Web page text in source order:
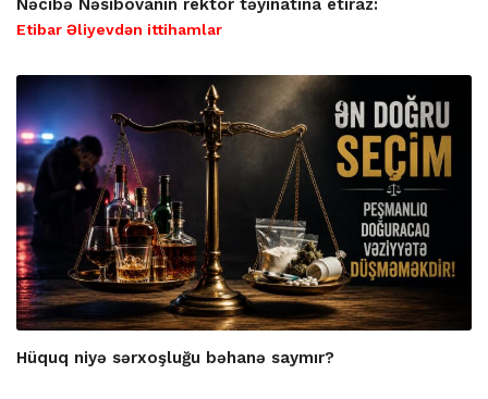
Nəcibə Nəsibovanın rektor təyinatına etiraz:
Etibar Əliyevdən ittihamlar
Hüquq niyə sərxoşluğu bəhanə saymır?